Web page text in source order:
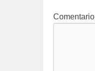
Comentario